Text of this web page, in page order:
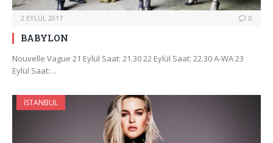
2 EYLÜL 2017 0
BABYLON
Nouvelle Vague 21 Eylül Saat: 21.30 22 Eylül Saat: 22.30 A-WA 23
Eylül Saat:…
İSTANBUL